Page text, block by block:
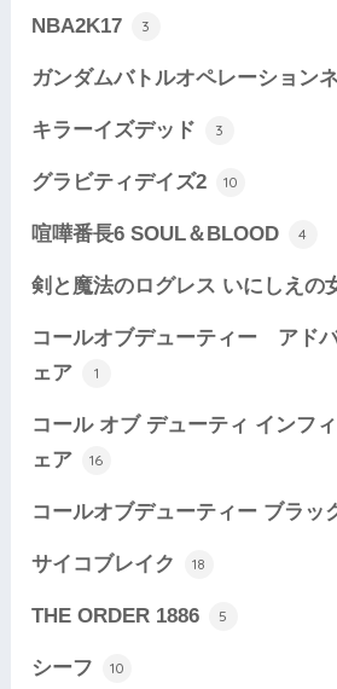
NBA2K17 3
ガンダムバトルオペレーション
キラーイズデッド 3
グラビティデイズ2 10
喧嘩番長6 SOUL＆BLOOD 4
剣と魔法のログレス いにしえの
コールオブデューティー アド
ェア
1
コール オブ デューティ インフ
ェア
16
コールオブデューティー ブラッ
サイコブレイク 18
THE ORDER 1886 5
シーフ 10